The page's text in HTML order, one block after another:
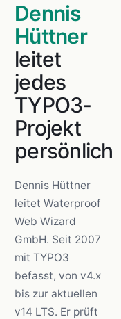
Dennis
Hüttner
leitet
jedes
TYPO3-
Projekt
persönlich
Dennis Hüttner
leitet Waterproof
Web Wizard
GmbH. Seit 2007
mit TYPO3
befasst, von v4.x
bis zur aktuellen
v14 LTS. Er prüft